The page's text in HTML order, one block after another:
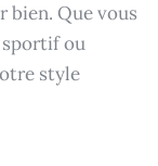
bien. Que vous
sportif ou
style